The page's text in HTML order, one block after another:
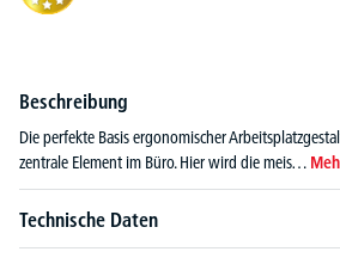
Beschreibung
Die perfekte Basis ergonomischer
zentrale Element im Büro. Hier wird die meis…
Technische Daten